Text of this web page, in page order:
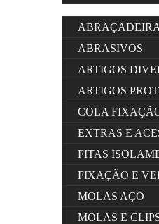
ABRASIVOS
ARTIGOS
ARTIGOS
COLA
EXTRAS E
FITAS
FIXAÇÃO E
MOLAS AÇO
MOLAS E